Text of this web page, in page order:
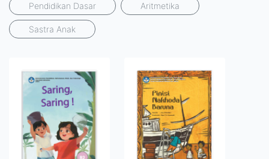
Pendidikan Dasar Aritmetika
Sastra Anak